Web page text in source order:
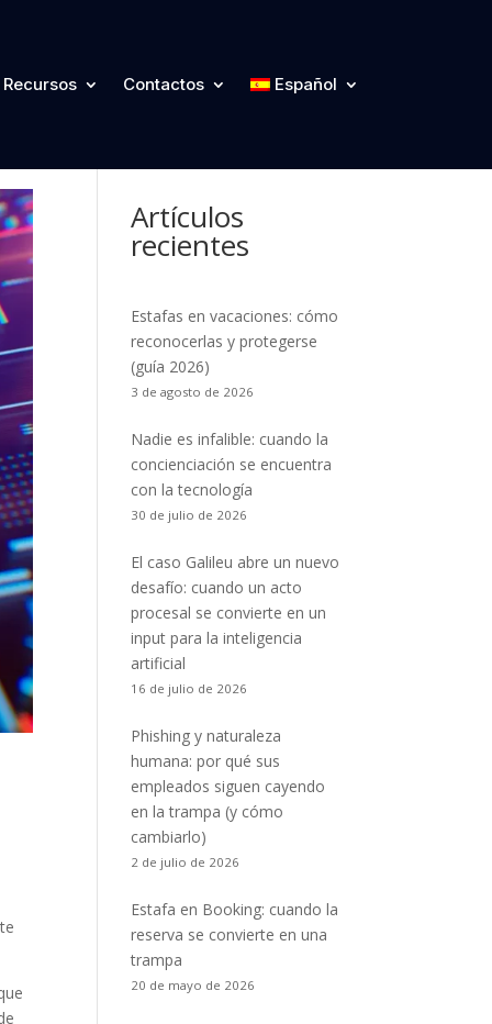
Recursos Contactos Español
Categorías
Artículos
recientes
Estafas en vacaciones: cómo
reconocerlas y protegerse
(guía 2026)
3 de agosto de 2026
Nadie es infalible: cuando la
concienciación se encuentra
con la tecnología
30 de julio de 2026
El caso Galileu abre un nuevo
desafío: cuando un acto
procesal se convierte en un
input para la inteligencia
artificial
16 de julio de 2026
Phishing y naturaleza
humana: por qué sus
empleados siguen cayendo
en la trampa (y cómo
cambiarlo)
2 de julio de 2026
Estafa en Booking: cuando la
reserva se convierte en una
trampa
20 de mayo de 2026